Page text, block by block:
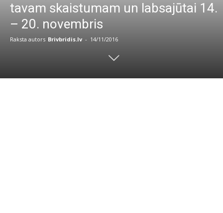
tavam skaistumam un labsajūtai 14.
– 20. novembris
Raksta autors Brivbridis.lv - 14/11/2016